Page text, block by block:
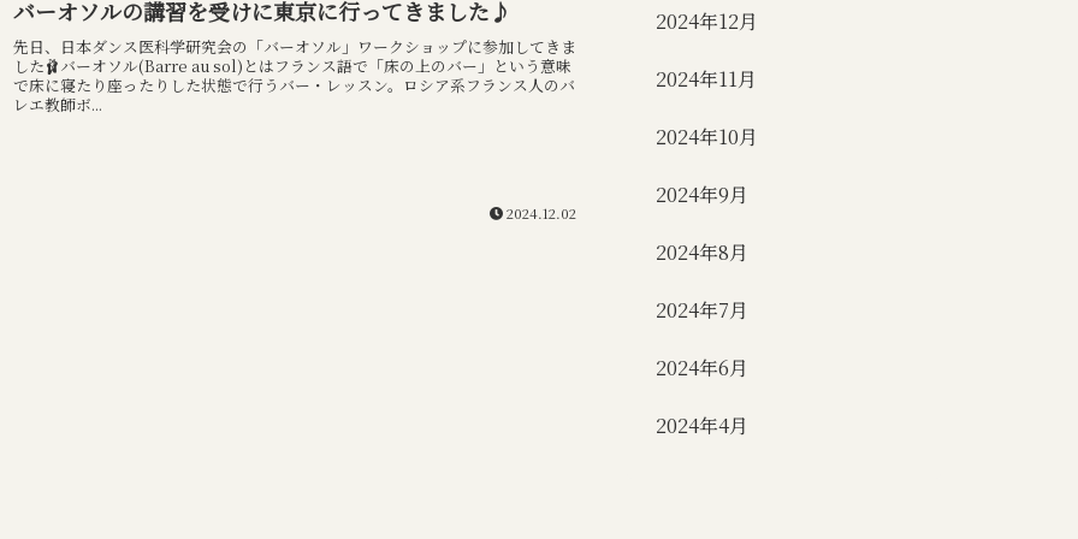
バーオソルの講習を受けに東京に行ってきました♪
先日、日本ダンス医科学研究会の「バーオソル」ワークショップに参加してきま
した🩰バーオソル(Barre au sol)とはフランス語で「床の上のバー」という意味
で床に寝たり座ったりした状態で行うバー・レッスン。ロシア系フランス人のバ
レエ教師ボ...
2024.12.02
2024年12月
2024年11月
2024年10月
2024年9月
2024年8月
2024年7月
2024年6月
2024年4月